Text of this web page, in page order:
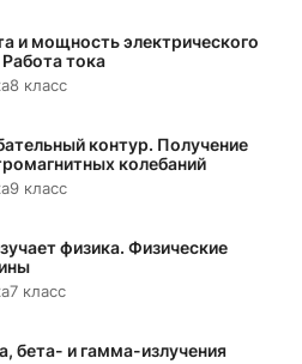
и мощность электрического
тока
8 класс
контур. Получение
колебаний
9 класс
физика. Физические
7 класс
бета- и гамма-излучения